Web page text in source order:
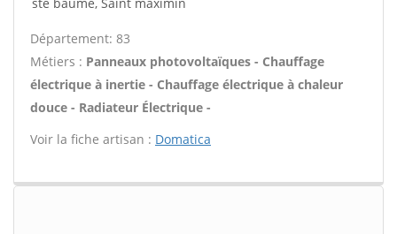
Département: 83
Métiers : Panneaux photovoltaïques - Chauffage
électrique à inertie - Chauffage électrique à chaleur
douce - Radiateur Électrique -
Voir la fiche artisan : Domatica